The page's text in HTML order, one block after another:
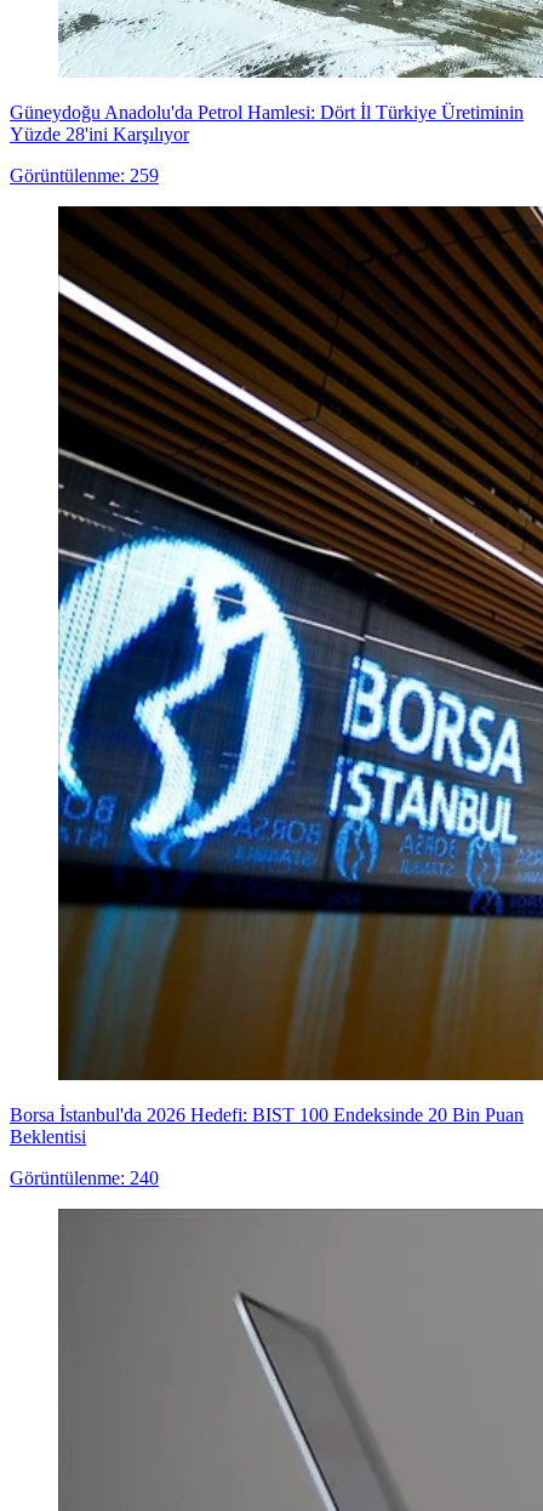
Güneydoğu Anadolu'da Petrol Hamlesi: Dört İl Türkiye Üretiminin
Yüzde 28'ini Karşılıyor
Görüntülenme: 259
Borsa İstanbul'da 2026 Hedefi: BIST 100 Endeksinde 20 Bin Puan
Beklentisi
Görüntülenme: 240